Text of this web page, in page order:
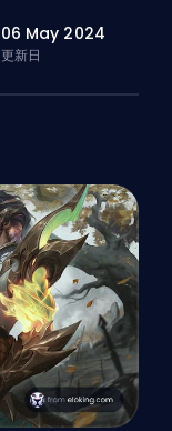
06 May 2024
更新日